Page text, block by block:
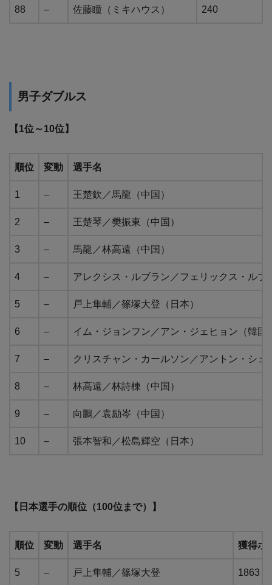
88 – 佐藤瞳（ミキハウス） 240
男子ダブルス
【1位～10位】
順位 変動 選手名
1 – 王楚欽／馬龍（中国）
2 – 王楚琴／樊振東（中国）
3 – 馬龍／林高遠（中国）
4 – アレクシス・ルブラン／フェリックス・ルブ
5 – 戸上隼輔／篠塚大登（日本）
6 – イム・ジョンフン／アン・ジェヒョン（韓国
7 – クリスチャン・カールソン／アントン・シェ
8 – 林高遠／林詩棟（中国）
9 – 向鵬／袁励岑（中国）
10 – 張本智和／松島輝空（日本）
【日本選手の順位（100位まで）】
順位 変動 選手名 獲得ポ
5 – 戸上隼輔／篠塚大登 1863